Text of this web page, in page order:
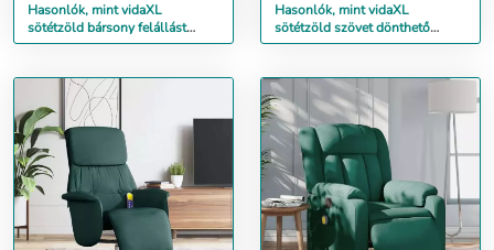
Hasonlók, mint vidaXL
sötétzöld bársony felállást
segítő dönthető masszázsfotel
Hasonlók, mint vidaXL
sötétzöld szövet dönthető
masszázsfotel